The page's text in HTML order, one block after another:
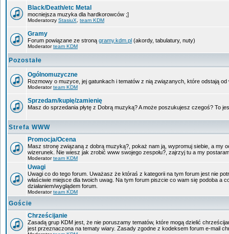
Black/Death/etc Metal
mocniejsza muzyka dla hardkorowców ;]
Moderatorzy StasiuX team KDM
Gramy
Forum powiązane ze stroną gramy.kdm.pl (akordy, tabulatury, nuty)
Moderatorteam KDM
Pozostałe
Ogólnomuzyczne
Rozmowy o muzyce, jej gatunkach i tematów z nią związanych, które odstają od
Moderatorteam KDM
Sprzedam/kupię/zamienię
Masz do sprzedania płytę z Dobrą muzyką? A może poszukujesz czegoś? To
Strefa WWW
Promocja/Ocena
Masz stronę związaną z dobrą muzyką?, pokaż nam ją, wypromuj siebie, a my
wizerunek. Nie wiesz jak zrobić www swojego zespołu?, zajrzyj tu a my
Moderatorteam KDM
Uwagi
Uwagi co do tego forum. Uważasz że któraś z kategorii na tym forum jest nie
właściwie miejsce dla twoich uwag. Na tym forum piszcie co wam się podoba a
działaniem/wyglądem forum.
Moderatorteam KDM
Goście
Chrześcijanie
Zasadą grup KDM jest, że nie poruszamy tematów, które mogą dzielić
jest przeznaczona na tematy wiary. Zasady zgodne z kodeksem forum e-mail